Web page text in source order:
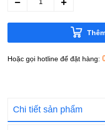
Hoặc gọi hotline để đặt hàng:
Chi tiết sản phẩm